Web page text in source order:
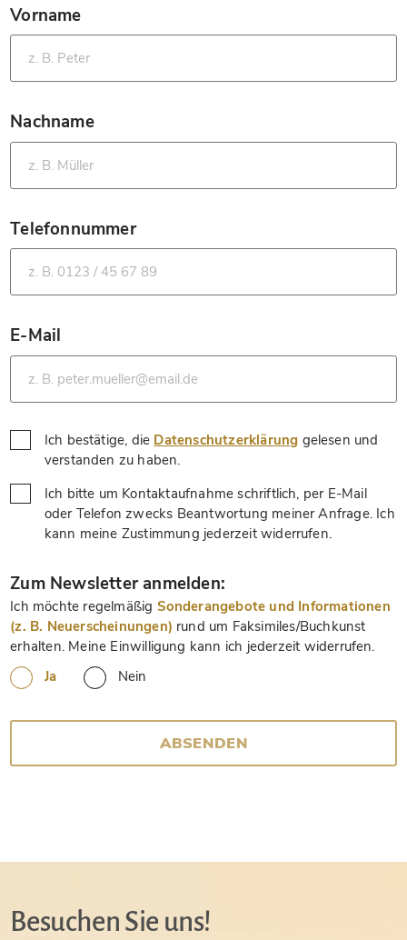
Vorname
*
Nachname
*
Telefonnummer
*
E-Mail
*
Ich bestätige, die Datenschutzerklärung gelesen und
verstanden zu haben.
Ich bitte um Kontaktaufnahme schriftlich, per E-Mail
oder Telefon zwecks Beantwortung meiner Anfrage. Ich
kann meine Zustimmung jederzeit widerrufen.
Zum Newsletter anmelden:
Ich möchte regelmäßig Sonderangebote und Informationen
(z. B. Neuerscheinungen) rund um Faksimiles/Buchkunst
erhalten. Meine Einwilligung kann ich jederzeit widerrufen.
Ja
Nein
ABSENDEN
Besuchen Sie uns!